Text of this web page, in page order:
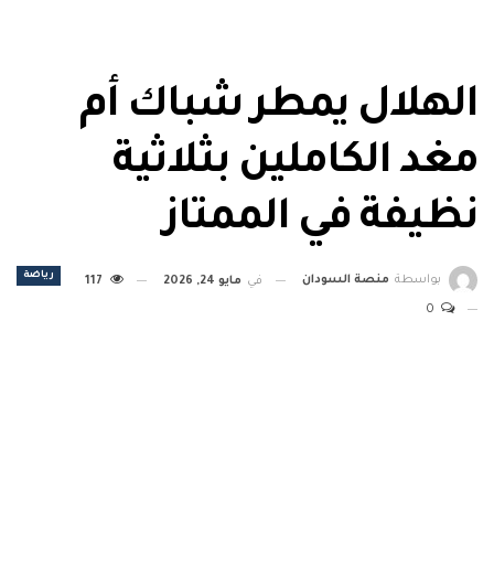
الهلال يمطر شباك أم
مغد الكاملين بثلاثية
نظيفة في الممتاز
رياضة بواسطة منصة السودان في مايو 24, 2026 117